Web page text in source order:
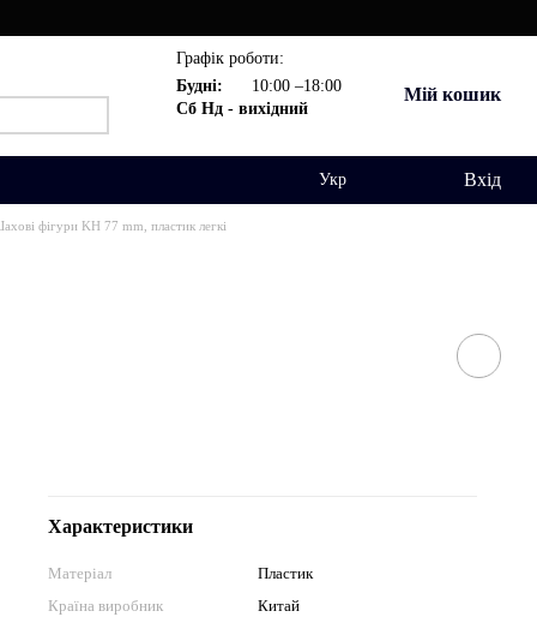
Графік роботи:
Будні:
10:00 –18:00
Сб Нд - вихідний
Мій кошик
Укр Вхід
фігури KH 77 mm, пластик легкі
Характеристики
Матеріал
Пластик
Країна виробник
Китай